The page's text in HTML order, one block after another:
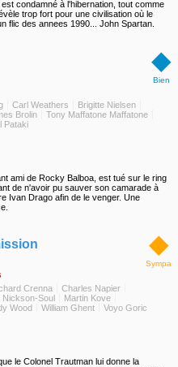
condamné à l'hibernation, tout comme
trop fort pour une civilisation où le
flic des annees 1990... John Spartan.
◆
Bien
Carl Weathers
Brigitte Nielsen
Brolin
Tony Maffatone Maffatone
Pataki
ami de Rocky Balboa, est tué sur le ring
de n'avoir pu sauver son camarade à
Ivan Drago afin de le venger. Une
◆
Sympa
Crenna
Charles Napier
Nickson-Soul
Martin Kove
Wood William Ghent
Voyo Goric
le Colonel Trautman lui donne la